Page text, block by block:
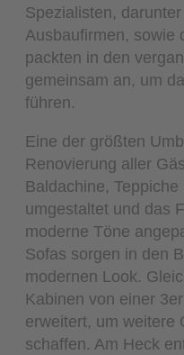
Spezialisten,
Ausbaufirmen, sowie
packten in den
gemeinsam an, um
führen.
Eine der größten
Renovierung aller
Baldachine,
umgestaltet und das
moderne Töne
Sofas sorgen in den
modernen Look.
Kabinen von einer
erweitert, um weitere
schaffen. Am Heck